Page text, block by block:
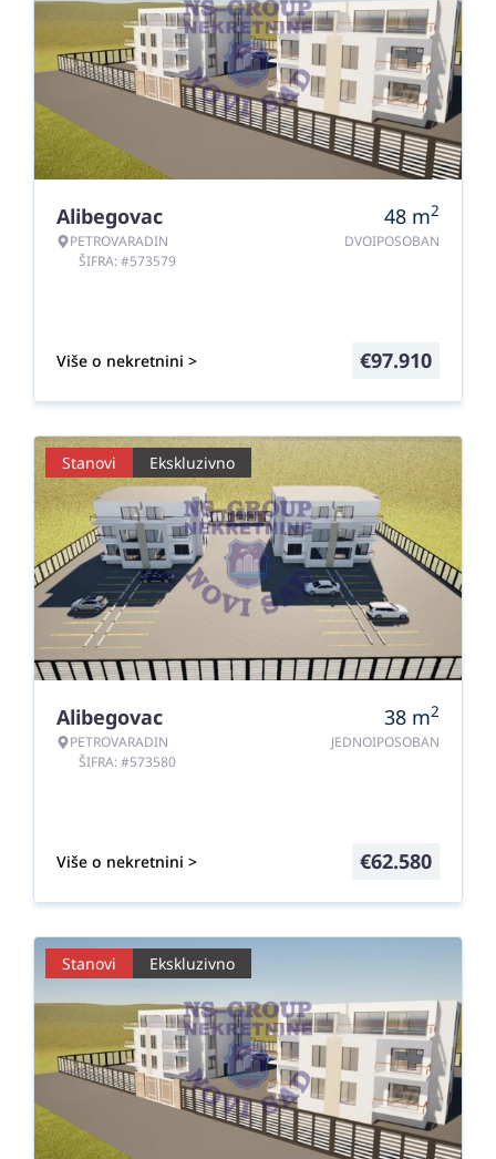
Alibegovac
PETROVARADIN
ŠIFRA: #573579
48 m2
DVOIPOSOBAN
Više o nekretnini > €97.910
Stanovi Ekskluzivno
Alibegovac
PETROVARADIN
ŠIFRA: #573580
38 m2
JEDNOIPOSOBAN
Više o nekretnini > €62.580
Stanovi Ekskluzivno